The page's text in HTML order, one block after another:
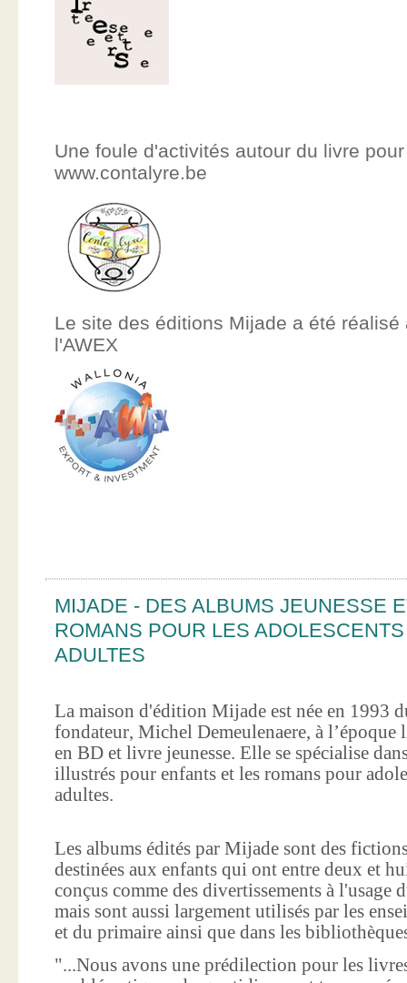
Une foule d'activités autour du livre
www.contalyre.be
Le site des éditions Mijade a été réalisé
l'AWEX
MIJADE - DES ALBUMS JEUNESSE
ROMANS POUR LES
ADULTES
La maison d'édition Mijade est née en 1993
fondateur, Michel Demeulenaere, à l’époque
en BD et livre jeunesse. Elle se spécialise
illustrés pour enfants et les romans pour
adultes.
Les albums édités par Mijade sont des
destinées aux enfants qui ont entre deux et
conçus comme des divertissements à
mais sont aussi largement utilisés par les
et du primaire ainsi que dans les
"...Nous avons une prédilection pour les